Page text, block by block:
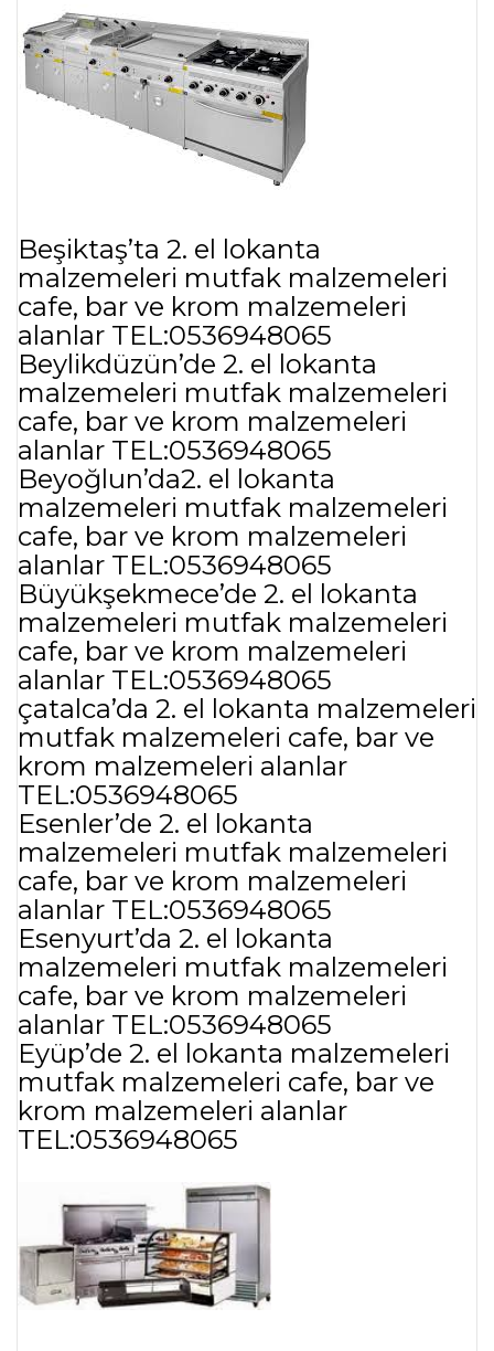
Beşiktaş’ta 2. el lokanta
malzemeleri mutfak malzemeleri
cafe, bar ve krom malzemeleri
alanlar TEL:0536948065
Beylikdüzün’de 2. el lokanta
malzemeleri mutfak malzemeleri
cafe, bar ve krom malzemeleri
alanlar TEL:0536948065
Beyoğlun’da2. el lokanta
malzemeleri mutfak malzemeleri
cafe, bar ve krom malzemeleri
alanlar TEL:0536948065
Büyükşekmece’de 2. el lokanta
malzemeleri mutfak malzemeleri
cafe, bar ve krom malzemeleri
alanlar TEL:0536948065
çatalca’da 2. el lokanta malzemeleri
mutfak malzemeleri cafe, bar ve
krom malzemeleri alanlar
TEL:0536948065
Esenler’de 2. el lokanta
malzemeleri mutfak malzemeleri
cafe, bar ve krom malzemeleri
alanlar TEL:0536948065
Esenyurt’da 2. el lokanta
malzemeleri mutfak malzemeleri
cafe, bar ve krom malzemeleri
alanlar TEL:0536948065
Eyüp’de 2. el lokanta malzemeleri
mutfak malzemeleri cafe, bar ve
krom malzemeleri alanlar
TEL:0536948065